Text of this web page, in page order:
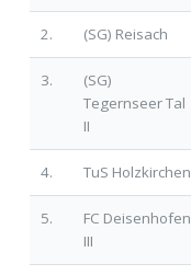
2. (SG) Reisach
3.
(SG)
Tegernseer Tal
II
4. TuS Holzkirchen
5.
FC Deisenhofen
III